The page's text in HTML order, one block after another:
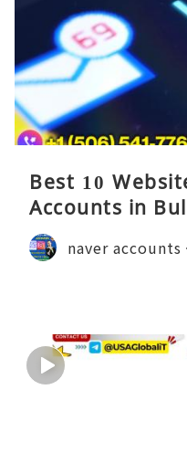
Best 10
Accounts in
naver accounts